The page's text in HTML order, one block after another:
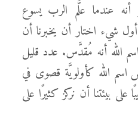
عندما علَّم الرب يسوع
شيء اختار أن يخبرنا أن
الله أنه مُقدَّس. عدد قليل
اسم الله كأولويَّة قصوى في
بيئتنا أن نركز كثيرًا على